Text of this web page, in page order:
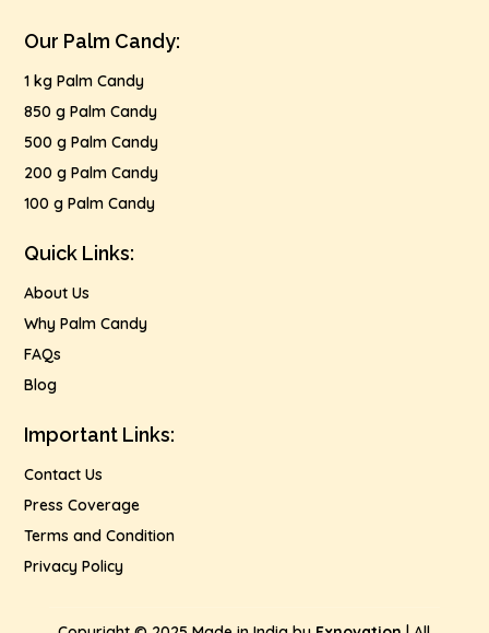
Our Palm Candy:
1 kg Palm Candy
850 g Palm Candy
500 g Palm Candy
200 g Palm Candy
100 g Palm Candy
Quick Links:
About Us
Why Palm Candy
FAQs
Blog
Important Links:
Contact Us
Press Coverage
Terms and Condition
Privacy Policy